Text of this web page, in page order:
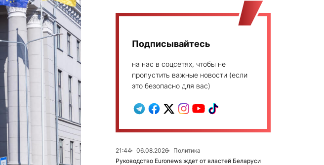
Подписывайтесь
на нас в соцсетях, чтобы не
пропустить важные новости (если
это безопасно для вас)
21:44 06.08.2026
Политика
Руководство Euronews ждет от властей Беларуси